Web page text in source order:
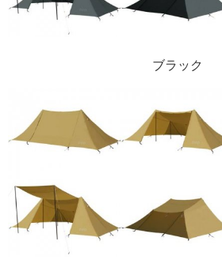
ブラック